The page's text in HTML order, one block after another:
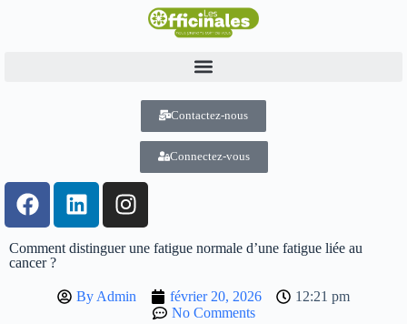
Contactez-nous
Connectez-vous
Comment distinguer une fatigue normale d’une fatigue liée au
cancer ?
By Admin février 20, 2026
12:21 pm
No Comments